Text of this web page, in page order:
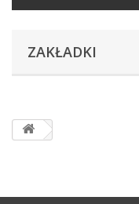
ZAKŁADKI